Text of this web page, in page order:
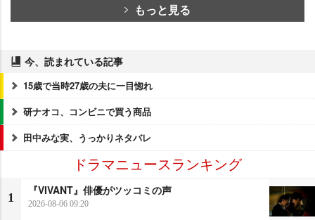
もっと見る
今、読まれている記事
15歳で当時27歳の夫に一目惚れ
研ナオコ、コンビニで買う商品
田中みな実、うっかりネタバレ
ドラマニュースランキング
1
『VIVANT』俳優がツッコミの声
2026-08-06 09:20